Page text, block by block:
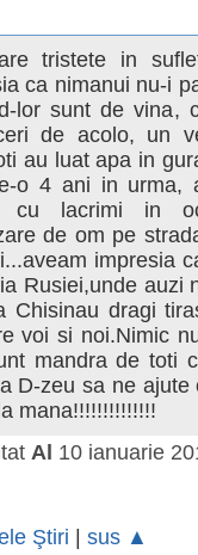
tristete in
ca nimanui nu-i
lor sunt de vina,
de acolo, un
au luat apa in
o 4 ani in urma,
cu lacrimi in
de om pe
impresia
Rusiei,unde auzi
Chisinau dragi
voi si noi.Nimic
mandra de toti
D-zeu sa ne
mana!!!!!!!!!!!!!!
Al 10 ianuarie
Ştiri sus ▲